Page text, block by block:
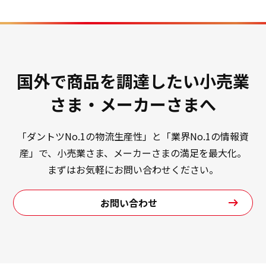
国外で商品を調達したい小売業
さま・メーカーさまへ
「ダントツNo.1の物流生産性」と「業界No.1の情報資
産」で、小売業さま、メーカーさまの満足を最大化。
まずはお気軽にお問い合わせください。
お問い合わせ